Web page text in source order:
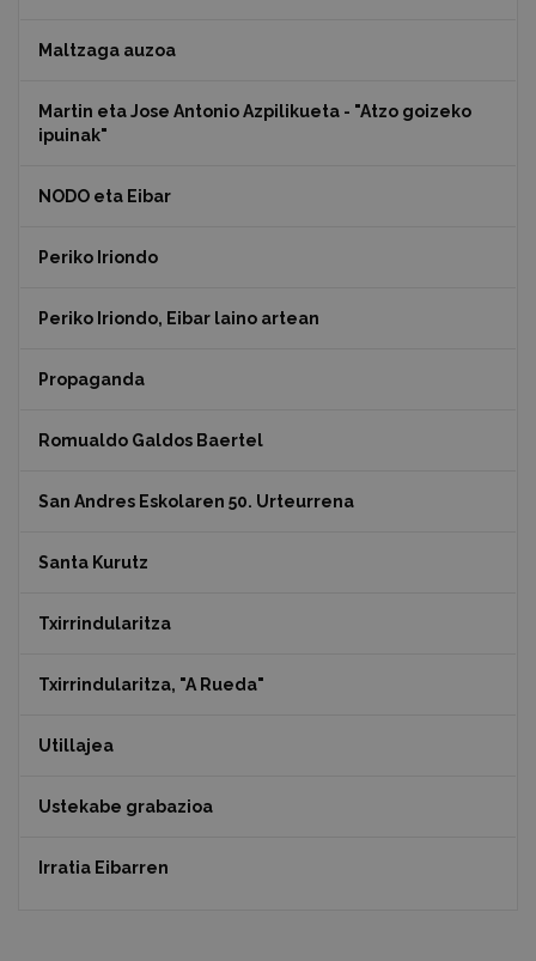
Maltzaga auzoa
Martin eta Jose Antonio Azpilikueta - "Atzo goizeko
ipuinak"
NODO eta Eibar
Periko Iriondo
Periko Iriondo, Eibar laino artean
Propaganda
Romualdo Galdos Baertel
San Andres Eskolaren 50. Urteurrena
Santa Kurutz
Txirrindularitza
Txirrindularitza, "A Rueda"
Utillajea
Ustekabe grabazioa
Irratia Eibarren